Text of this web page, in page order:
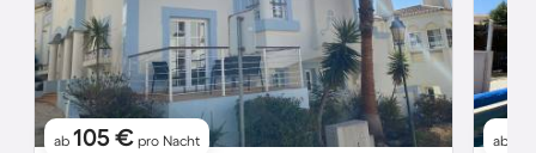
ab 105 € pro Nacht ab